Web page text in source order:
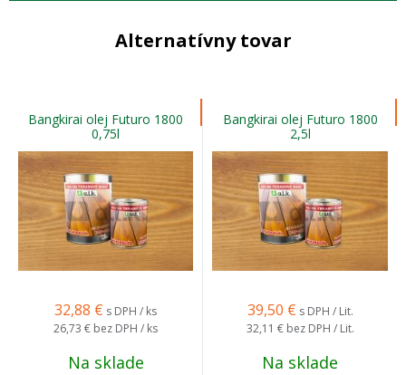
Alternatívny tovar
Bangkirai olej Futuro 1800
0,75l
32,88 € s DPH / ks
26,73 € bez DPH / ks
Na sklade
Bangkirai olej Futuro 1800
2,5l
39,50 € s DPH / Lit.
32,11 € bez DPH / Lit.
Na sklade